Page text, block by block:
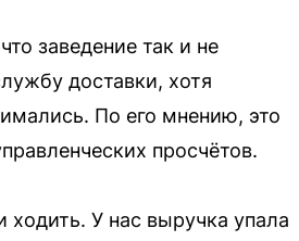
заведение так и не
доставки, хотя
По его мнению, это
просчётов.
ходить. У нас выручка упала